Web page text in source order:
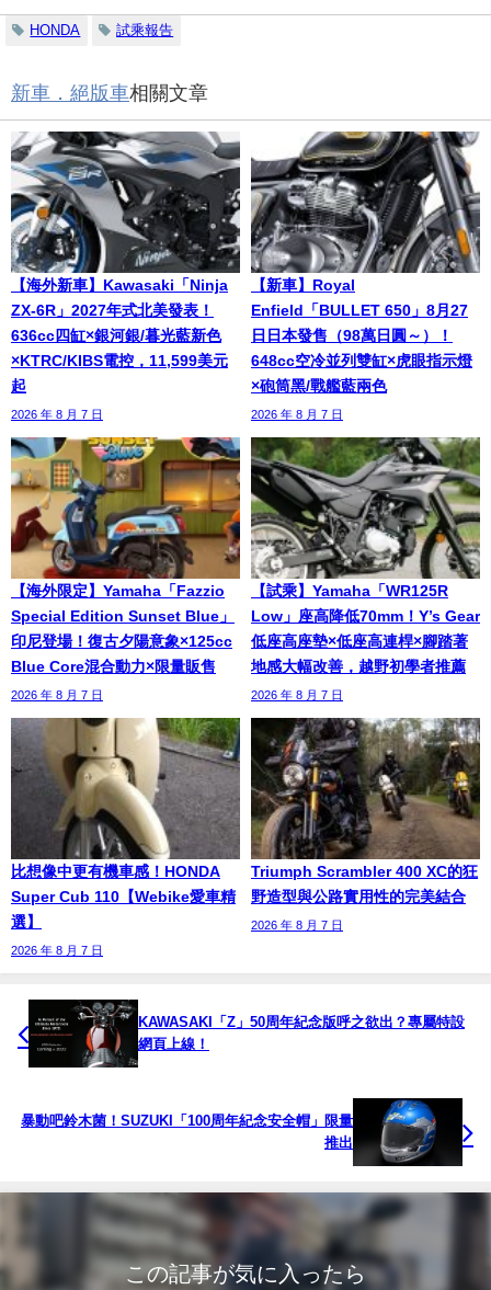
HONDA 試乘報告
新車．絕版車相關文章
【海外新車】Kawasaki「Ninja
ZX-6R」2027年式北美發表！
636cc四缸×銀河銀/暮光藍新色
×KTRC/KIBS電控，11,599美元
起
2026 年 8 月 7 日
【新車】Royal
Enfield「BULLET 650」8月27
日日本發售（98萬日圓～）！
648cc空冷並列雙缸×虎眼指示燈
×砲筒黑/戰艦藍兩色
2026 年 8 月 7 日
【海外限定】Yamaha「Fazzio
Special Edition Sunset Blue」
印尼登場！復古夕陽意象×125cc
Blue Core混合動力×限量販售
2026 年 8 月 7 日
【試乘】Yamaha「WR125R
Low」座高降低70mm！Y’s Gear
低座高座墊×低座高連桿×腳踏著
地感大幅改善，越野初學者推薦
2026 年 8 月 7 日
比想像中更有機車感！HONDA
Super Cub 110【Webike愛車精
選】
2026 年 8 月 7 日
Triumph Scrambler 400 XC的狂
野造型與公路實用性的完美結合
2026 年 8 月 7 日
KAWASAKI「Z」50周年紀念版呼之欲出？專屬特設
網頁上線！
暴動吧鈴木菌！SUZUKI「100周年紀念安全帽」限量
推出
この記事が気に入ったら